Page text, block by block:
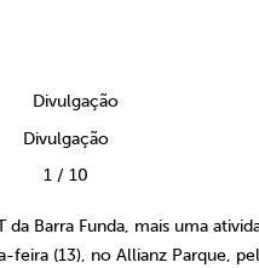
Divulgação
1/ 10
Barra Funda, mais uma
(13), no Allianz Parque,